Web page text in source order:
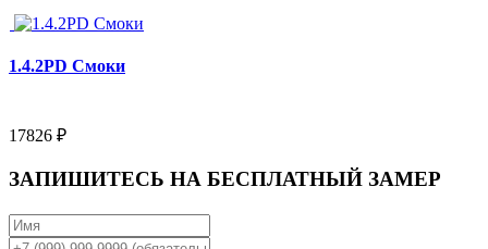
1.4.2PD Смоки
17826 ₽
ЗАПИШИТЕСЬ НА БЕСПЛАТНЫЙ ЗАМЕР